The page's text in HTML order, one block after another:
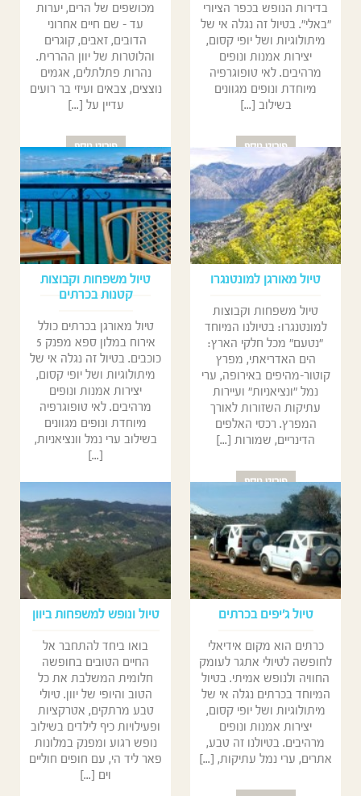
בדירות הנופש בכפר הציורי
"באלי". בטיול זה נגלה אי של
מיתולוגיות ושל יופי קסום,
יצירות אמנות ונופים
מרהיבים. לאי טופוגרפיה
מיוחדת ונופים מגוונים
בשילוב [...]
פירוט נוסף
מכושפים של הרים, יערות
עד - שם חיים אחרוני
הדובים, זאבים, קוגרים
והלוטרות של יוון ההררית.
נהרות פתלתלים, אגמים
נוצצים, צבאים ועיזי בר רועים
עדיין על [...]
פירוט נוסף
טיול מאורגן למונטנגרו
טיול משפחות וקבוצות
למונטנגרו: בטיולנו המיוחד
"נטעם" מכל חלקי הארץ:
הים האדריאתי, מפרץ
קוטור-מהיפים באירופה, ערי
נמל "ונציאניות" ועיירות
עתיקות השזורות לאורך
המפרץ. רכסי האלפים
הדינריים, שמורות [...]
פירוט נוסף
טיול משפחות וקבוצות
קטנות בכרתים
טיול מאורגן בכרתים כולל
אירוח במלון ספא מפנק 5
כוכבים. בטיול זה נגלה אי של
מיתולוגיות ושל יופי קסום,
יצירות אמנות ונופים
מרהיבים. לאי טופוגרפיה
מיוחדת ונופים מגוונים
בשילוב ערי נמל וונציאניות,
[...]
פירוט נוסף
טיול ג׳יפים בכרתים
כרתים הוא מקום אידיאלי
לחופשה לטיולי אתגר לעומק
החוויה ולנופש אמיתי. בטיול
המיוחד בכרתים נגלה אי של
מיתולוגיות ושל יופי קסום,
יצירות אמנות ונופים
מרהיבים. בטיולנו זה טבע,
אתרים, ערי נמל עתיקות, [...]
טיול ונופש למשפחות ביוון
בואו ביחד להתחבר אל
החיים הטובים בחופשה
חלומית המשלבת את כל
הטוב והיופי של יוון. טיולי
טבע מרתקים, אטרקציות
ופעילויות כיף לילדים בשילוב
נופש רגוע ומפנק במלונות
פאר ליד הי, עם חופים חוליים
וים [...]